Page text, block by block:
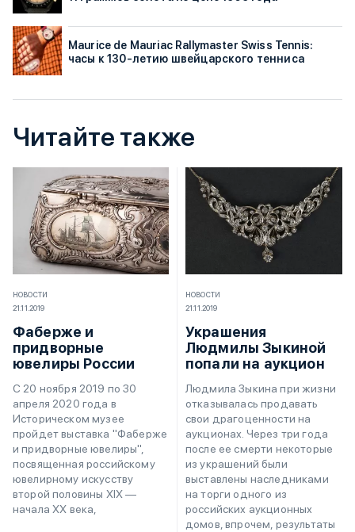
Maurice de Mauriac Rallymaster Swiss Tennis:
часы к 130-летию швейцарского тенниса
Читайте также
НОВОСТИ
21.11.2019
Фаберже и
придворные
ювелиры России
С 20 ноября 2019 по 30
апреля 2020 года в
Историческом музее
пройдет выставка "Фаберже
и придворные ювелиры",
посвященная российскому
ювелирному искусству
второй половины ХIХ —
начала ХХ века,
НОВОСТИ
21.11.2019
Украшения
Людмилы Зыкиной
попали на аукцион
Людмила Зыкина при жизни
отказывалась продавать
свои драгоценности на
аукционах. Через три года
после ее смерти некоторые
из украшений были
выставлены наследниками
на торги одного из
российских аукционных
домов, впрочем, результаты